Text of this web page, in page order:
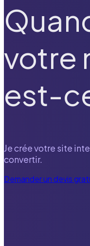
votre
est-
Je crée votre site
convertir.
Demander un devis